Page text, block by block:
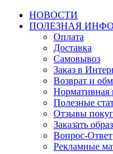
НОВОСТИ
ПОЛЕЗНАЯ
Оплата
Доставка
Самовывоз
Заказ в
Возврат и
Нормативная
Полезные
Отзывы
Заказать
Вопрос-Ответ
Рекламные